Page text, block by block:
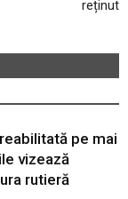
reținut
pe mai
vizează
rutieră